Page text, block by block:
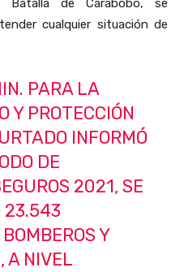
Batalla de Carabobo, se
cualquier situación de
PARA LA
Y PROTECCIÓN
INFORMÓ
DE
2021, SE
23.543
Y
A NIVEL